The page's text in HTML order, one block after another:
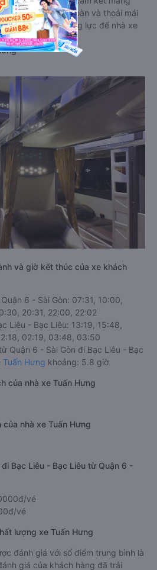
chuyến đi an toàn và thoải mái
khách hàng là động lực để nhà xe
hoàn thiện hơn.
và giờ kết thúc của xe khách
6 - Sài Gòn: 07:31, 10:00,
20:31, 22:00, 22:02
Liêu - Bạc Liêu: 13:19, 15:48,
02:19, 03:48, 03:50
Quận 6 - Sài Gòn đi Bạc Liêu - Bạc
Tuấn Hưng khoảng: 5.8 giờ
của nhà xe Tuấn Hưng
nhà xe Tuấn Hưng
Bạc Liêu - Bạc Liêu từ Quận 6 -
vé
vé
lượng xe Tuấn Hưng
đánh giá với số điểm trung bình là
giá của khách hàng đã trải